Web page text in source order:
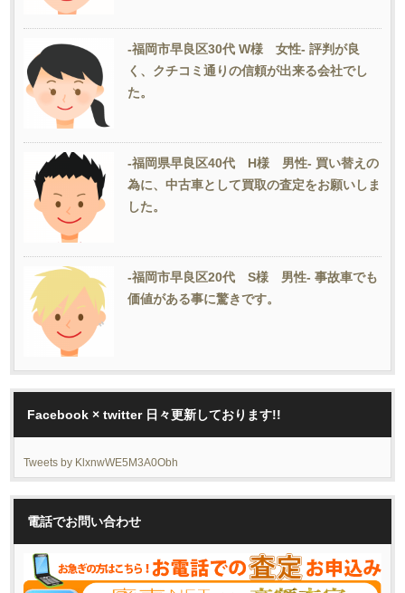
-福岡市早良区30代 W様 女性- 評判が良
く、クチコミ通りの信頼が出来る会社でし
た。
-福岡県早良区40代 H様 男性- 買い替えの
為に、中古車として買取の査定をお願いしま
した。
-福岡市早良区20代 S様 男性- 事故車でも
価値がある事に驚きです。
Facebook × twitter 日々更新しております!!
Tweets by KlxnwWE5M3A0Obh
電話でお問い合わせ